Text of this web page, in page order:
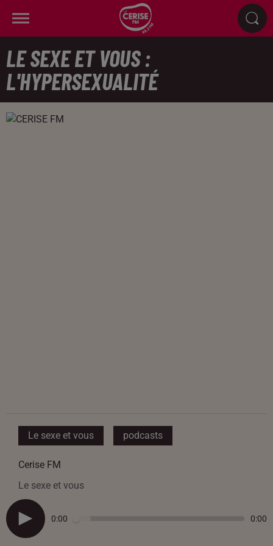
LE SEXE ET VOUS :
L'HYPERSEXUALITÉ
Le sexe et vous podcasts
Cerise FM
Le sexe et vous
0:00 0:00